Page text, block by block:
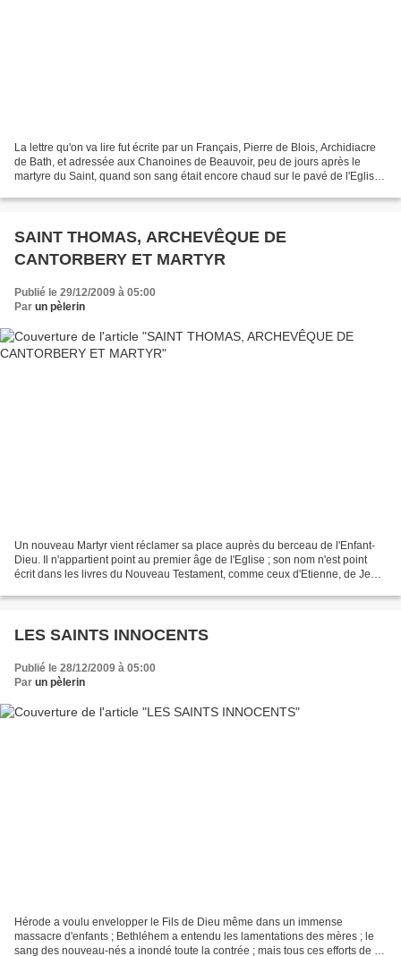
La lettre qu'on va lire fut écrite par un Français, Pierre de Blois, Archidiacre
de Bath, et adressée aux Chanoines de Beauvoir, peu de jours après le
martyre du Saint, quand son sang était encore chaud sur le pavé de l'Eglise
SAINT THOMAS, ARCHEVÊQUE DE
CANTORBERY ET MARTYR
Publié le 29/12/2009 à 05:00
Par un pèlerin
Un nouveau Martyr vient réclamer sa place auprès du berceau de l'Enfant-
Dieu. Il n'appartient point au premier âge de l'Eglise ; son nom n'est point
écrit dans les livres du Nouveau Testament, comme ceux d'Etienne, de Jean,
LES SAINTS INNOCENTS
Publié le 28/12/2009 à 05:00
Par un pèlerin
Hérode a voulu envelopper le Fils de Dieu même dans un immense
massacre d'enfants ; Bethléhem a entendu les lamentations des mères ; le
sang des nouveau-nés a inondé toute la contrée ; mais tous ces efforts de la